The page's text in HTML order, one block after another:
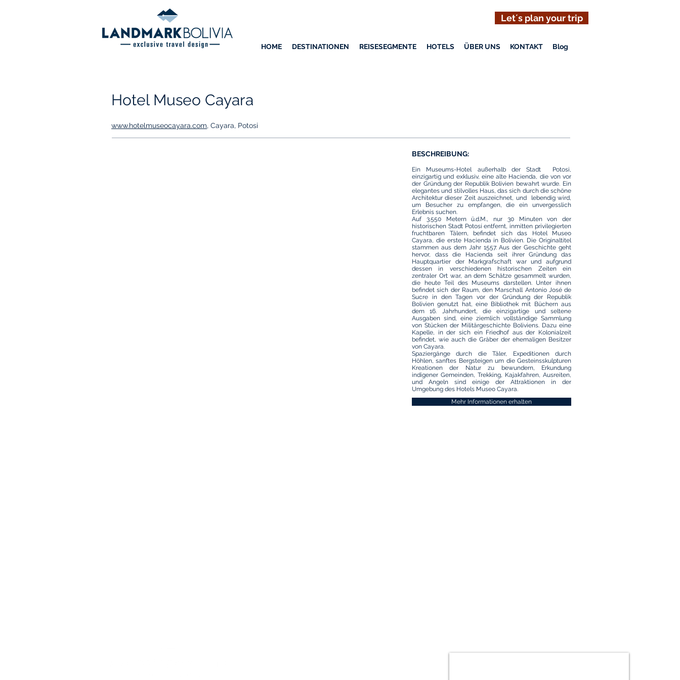
Let´s plan your trip
HOME DESTINATIONEN REISESEGMENTE HOTELS ÜBER UNS KONTAKT Blog
Hotel Museo Cayara
www.hotelmuseocayara.com, Cayara, Potosi
BESCHREIBUNG:
Ein Museums-Hotel außerhalb der Stadt Potosi,
einzigartig und exklusiv, eine alte Hacienda, die von vor
der Gründung der Republik Bolivien bewahrt wurde. Ein
elegantes und stilvolles Haus, das sich durch die schöne
Architektur dieser Zeit auszeichnet, und lebendig wird,
um Besucher zu empfangen, die ein unvergesslich
Erlebnis suchen.
Auf 3.550 Metern ü.d.M., nur 30 Minuten von der
historischen Stadt Potosí entfernt, inmitten privilegierten
fruchtbaren Tälern, befindet sich das Hotel Museo
Cayara, die erste Hacienda in Bolivien. Die Originaltitel
stammen aus dem Jahr 1557. Aus der Geschichte geht
hervor, dass die Hacienda seit ihrer Gründung das
Hauptquartier der Markgrafschaft war und aufgrund
dessen in verschiedenen historischen Zeiten ein
zentraler Ort war, an dem Schätze gesammelt wurden,
die heute Teil des Museums darstellen. Unter ihnen
befindet sich der Raum, den Marschall Antonio José de
Sucre in den Tagen vor der Gründung der Republik
Bolivien genutzt hat, eine Bibliothek mit Büchern aus
dem 16. Jahrhundert, die einzigartige und seltene
Ausgaben sind, eine ziemlich vollständige Sammlung
von Stücken der Militärgeschichte Boliviens. Dazu eine
Kapelle, in der sich ein Friedhof aus der Kolonialzeit
befindet, wie auch die Gräber der ehemaligen Besitzer
von Cayara.
Spaziergänge durch die Täler, Expeditionen durch
Höhlen, sanftes Bergsteigen um die Gesteinsskulpturen
Kreationen der Natur zu bewundern, Erkundung
indigener Gemeinden, Trekking, Kajakfahren, Ausreiten,
und Angeln sind einige der Attraktionen in der
Umgebung des Hotels Museo Cayara.
Mehr Informationen erhalten